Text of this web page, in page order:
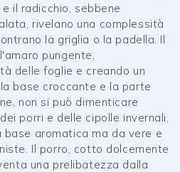
il radicchio, sebbene
rivelano una complessità
la griglia o la padella. Il
pungente,
delle foglie e creando un
base croccante e la parte
non si può dimenticare
porri e delle cipolle invernali,
base aromatica ma da vere e
Il porro, cotto dolcemente
una prelibatezza dalla